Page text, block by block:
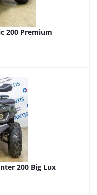
200 Premium
200 Big Lux